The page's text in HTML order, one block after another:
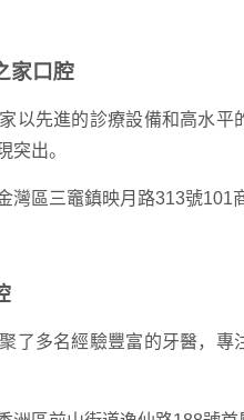
家口腔
先進的診療設備和高水平
突出。
區三竈鎮映月路313號101
多名經驗豐富的牙醫，專